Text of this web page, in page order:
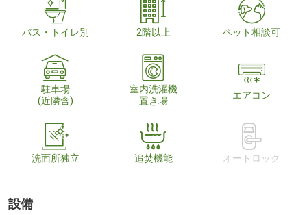
バス・トイレ別 2階以上 ペット相談可
駐車場
(近隣含)
室内洗濯機
置き場
エアコン
洗面所独立 追焚機能 オートロック
設備